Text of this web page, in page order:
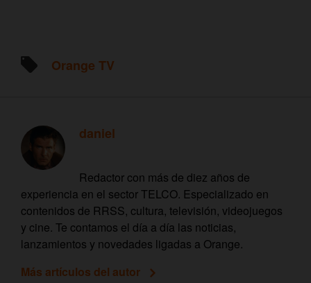
Orange TV
daniel
Redactor con más de diez años de
experiencia en el sector TELCO. Especializado en
contenidos de RRSS, cultura, televisión, videojuegos
y cine. Te contamos el día a día las noticias,
lanzamientos y novedades ligadas a Orange.
Más artículos del autor